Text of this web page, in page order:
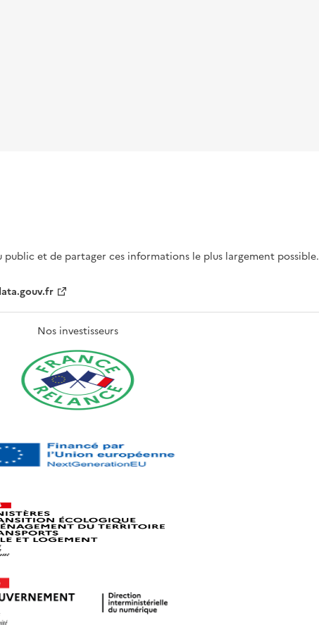
et de partager ces informations le plus largement possible.
Nos investisseurs